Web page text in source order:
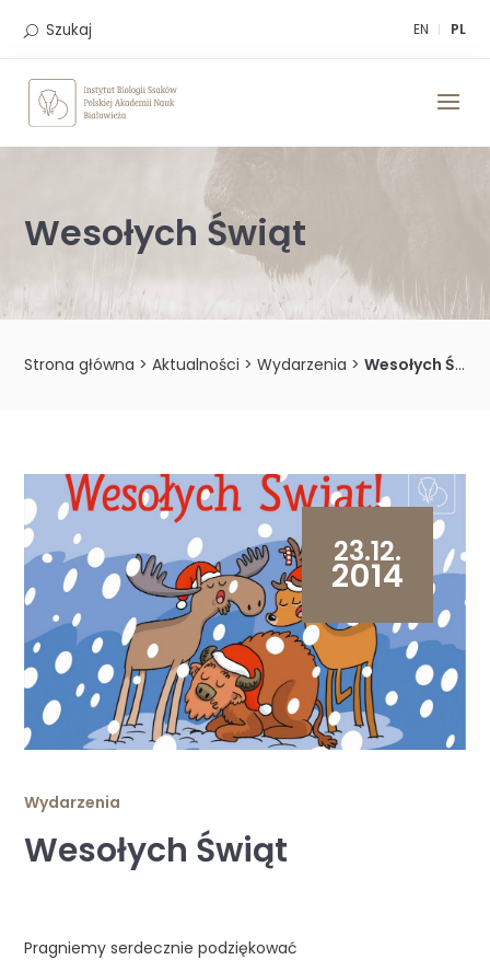
EN PL
Szukaj
Wesołych Świąt
Strona główna >Aktualności >Wydarzenia >Wesołych Świąt
23.12.
2014
Wydarzenia
Wesołych Świąt
Pragniemy serdecznie podziękować